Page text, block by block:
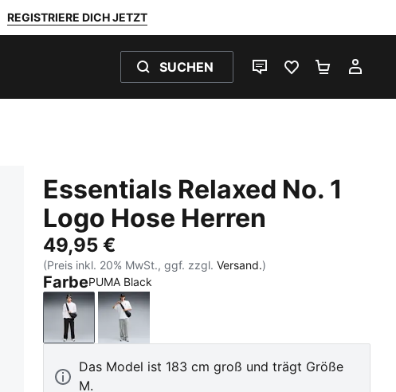
REGISTRIERE DICH JETZT
SUCHEN
LIVE-CHATFAVORITEN 0
Essentials Relaxed No. 1
Logo Hose Herren
49,95 €
(Preis inkl. 20% MwSt., ggf. zzgl.Versand.)
FarbePUMA Black
PUMA BlackMedium Gray Heather
Das Model ist 183 cm groß und trägt Größe
M.